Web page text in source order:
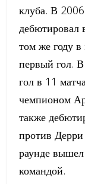
клуба. В 2006
дебютировал
том же году
первый гол.
гол в 11
чемпионом
также
против
раунде
командой.